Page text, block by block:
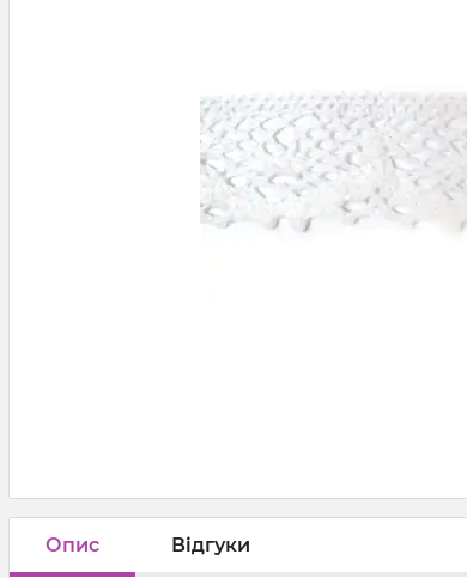
Опис Відгуки